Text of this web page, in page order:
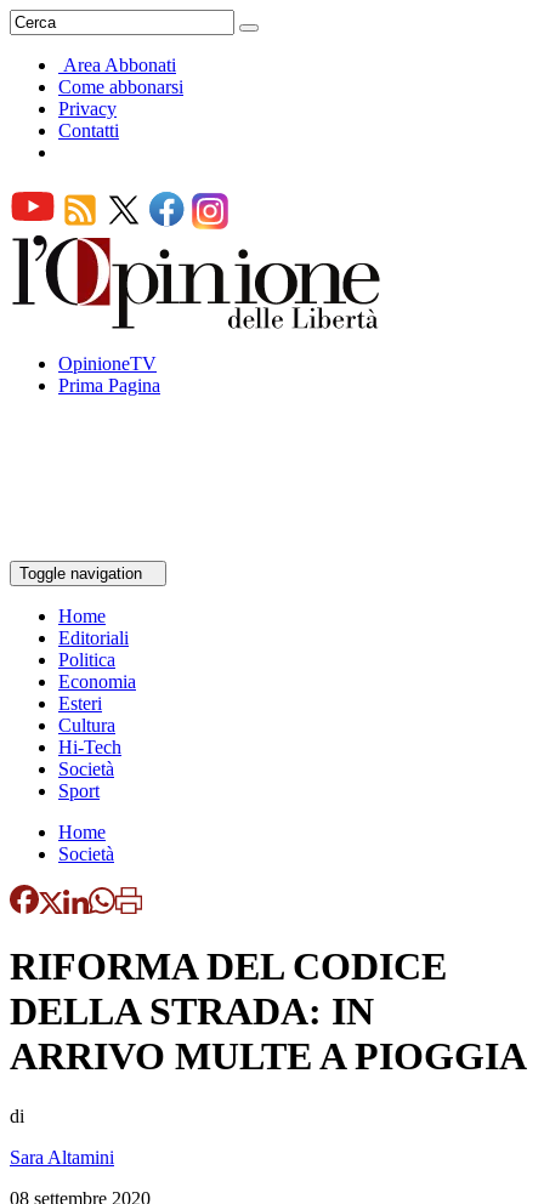
Area Abbonati
Come abbonarsi
Privacy
Contatti
OpinioneTV
Prima Pagina
Toggle navigation
Home
Editoriali
Politica
Economia
Esteri
Cultura
Hi-Tech
Società
Sport
Home
Società
RIFORMA DEL CODICE
DELLA STRADA: IN
ARRIVO MULTE A PIOGGIA
di
Sara Altamini
08 settembre 2020